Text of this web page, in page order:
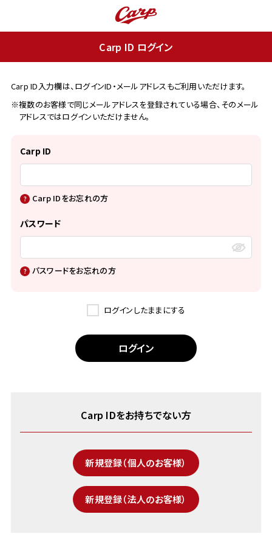
Carp ID ログイン
Carp ID入力欄は、ログインID・メールアドレスもご利用いただけます。
※複数のお客様で同じメールアドレスを登録されている場合、そのメール
アドレスではログインいただけません。
Carp ID
Carp IDをお忘れの方
パスワード
パスワードをお忘れの方
ログインしたままにする
Carp IDをお持ちでない方
新規登録（個人のお客様）
新規登録（法人のお客様）